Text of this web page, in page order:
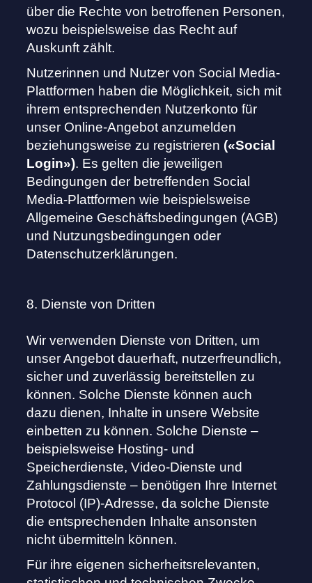
über die Rechte von betroffenen Personen,
wozu beispielsweise das Recht auf
Auskunft zählt.
Nutzerinnen und Nutzer von Social Media-
Plattformen haben die Möglichkeit, sich mit
ihrem entsprechenden Nutzerkonto für
unser Online-Angebot anzumelden
beziehungsweise zu registrieren («Social
Login»). Es gelten die jeweiligen
Bedingungen der betreffenden Social
Media-Plattformen wie beispielsweise
Allgemeine Geschäftsbedingungen (AGB)
und Nutzungsbedingungen oder
Datenschutzerklärungen.
8. Dienste von Dritten
Wir verwenden Dienste von Dritten, um
unser Angebot dauerhaft, nutzerfreundlich,
sicher und zuverlässig bereitstellen zu
können. Solche Dienste können auch
dazu dienen, Inhalte in unsere Website
einbetten zu können. Solche Dienste –
beispielsweise Hosting- und
Speicherdienste, Video-Dienste und
Zahlungsdienste – benötigen Ihre Internet
Protocol (IP)-Adresse, da solche Dienste
die entsprechenden Inhalte ansonsten
nicht übermitteln können.
Für ihre eigenen sicherheitsrelevanten,